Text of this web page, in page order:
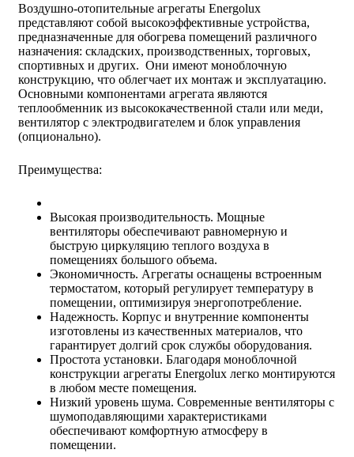
Воздушно-отопительные агрегаты Energolux
представляют собой высокоэффективные устройства,
предназначенные для обогрева помещений различного
назначения: складских, производственных, торговых,
спортивных и других. Они имеют моноблочную
конструкцию, что облегчает их монтаж и эксплуатацию.
Основными компонентами агрегата являются
теплообменник из высококачественной стали или меди,
вентилятор с электродвигателем и блок управления
(oпционально).
Преимущества:
Высокая производительность. Мощные
вентиляторы обеспечивают равномерную и
быструю циркуляцию теплого воздуха в
помещениях большого объема.
Экономичность. Агрегаты оснащены встроенным
термостатом, который регулирует температуру в
помещении, оптимизируя энергопотребление.
Надежность. Корпус и внутренние компоненты
изготовлены из качественных материалов, что
гарантирует долгий срок службы оборудования.
Простота установки. Благодаря моноблочной
конструкции агрегаты Energolux легко монтируются
в любом месте помещения.
Низкий уровень шума. Современные вентиляторы с
шумоподавляющими характеристиками
обеспечивают комфортную атмосферу в
помещении.